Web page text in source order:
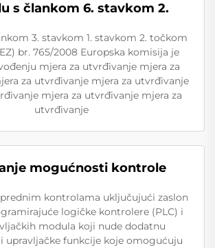
s člankom 6. stavkom 2.
3. stavkom 1. stavkom 2. točkom
br. 765/2008 Europska komisija je
mjera za utvrđivanje mjera za
za utvrđivanje mjera za utvrđivanje
mjera za utvrđivanje mjera za
utvrđivanje
mogućnosti kontrole
kontrolama uključujući zaslon
logičke kontrolere (PLC) i
modula koji nude dodatnu
upravljačke funkcije koje omogućuju